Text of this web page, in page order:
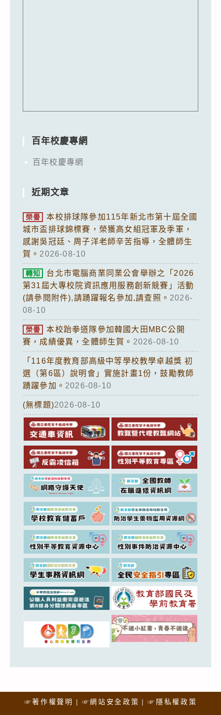
百年校慶專網
百年校慶專網
近期文章
榮譽
本校排球隊參加115年新北市第十屆全國
城市盃排球錦標賽，榮獲高女組冠軍及季軍，
感謝吳冠廷、周子洋老師辛苦指導，全體師生
賀。 2026-08-10
轉知
台北市電腦商業同業公會舉辦之「2026
第31屆大專校院資訊應用服務創新競賽」活動
(請參閱附件),請踴躍報名參加,請查照。 2026-
08-10
榮譽
本校跆拳道隊參加韓國大田MBC公開
賽，成績優異，全體師生賀。 2026-08-10
「116年度教育部高級中等學校教學卓越獎 初
選（第6區）說明會」實施計畫1份，鼓勵教師
踴躍參加。 2026-08-10
(無標題)2026-08-10
☞著作權聲明 ☞網站安全政策 ☞隱私權政策